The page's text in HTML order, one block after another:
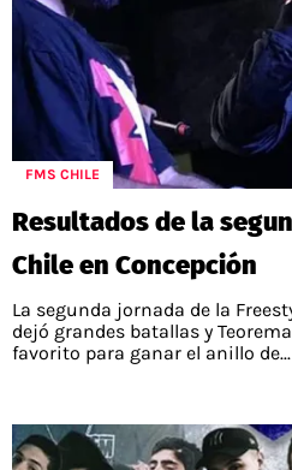
FMS CHILE
Resultados de la
Chile en Concepción
La segunda jornada de la
dejó grandes batallas y
favorito para ganar el anillo de...